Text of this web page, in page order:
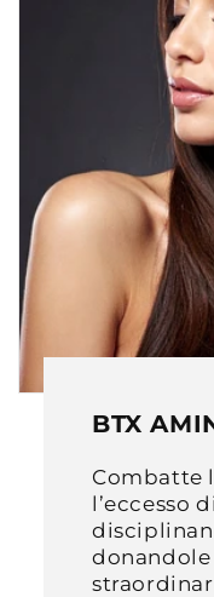
BTX
Combatte
l’eccesso